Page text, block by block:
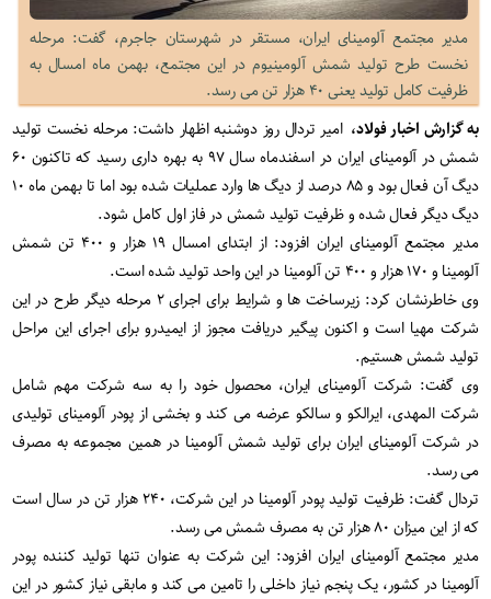
مدیر مجتمع آلومینای ایران، مستقر در شهرستان جاجرم، گفت: مرحله
نخست طرح تولید شمش آلومینیوم در این مجتمع، بهمن ماه امسال به
ظرفیت کامل تولید یعنی ۴۰ هزار تن می رسد.
به گزارش اخبار فولاد، امیر تردال روز دوشنبه اظهار داشت: مرحله نخست تولید
شمش در آلومینای ایران در اسفندماه سال ۹۷ به بهره داری رسید که تاکنون ۶۰
دیگ آن فعال بود و ۸۵ درصد از دیگ ها وارد عملیات شده بود اما تا بهمن ماه ۱۰
دیگ دیگر فعال شده و ظرفیت تولید شمش در فاز اول کامل شود.
مدیر مجتمع آلومینای ایران افزود: از ابتدای امسال ۱۹ هزار و ۴۰۰ تن شمش
آلومینا و ۱۷۰ هزار و ۴۰۰ تن آلومینا در این واحد تولید شده است.
وی خاطرنشان کرد: زیرساخت ها و شرایط برای اجرای ۲ مرحله دیگر طرح در این
شرکت مهیا است و اکنون پیگیر دریافت مجوز از ایمیدرو برای اجرای این مراحل
تولید شمش هستیم.
وی گفت: شرکت آلومینای ایران، محصول خود را به سه شرکت مهم شامل
شرکت المهدی، ایرالکو و سالکو عرضه می کند و بخشی از پودر آلومینای تولیدی
در شرکت آلومینای ایران برای تولید شمش آلومینا در همین مجموعه به مصرف
می رسد.
تردال گفت: ظرفیت تولید پودر آلومینا در این شرکت، ۲۴۰ هزار تن در سال است
که از این میزان ۸۰ هزار تن به مصرف شمش می رسد.
مدیر مجتمع آلومینای ایران افزود: این شرکت به عنوان تنها تولید کننده پودر
آلومینا در کشور، یک پنجم نیاز داخلی را تامین می کند و مابقی نیاز کشور در این